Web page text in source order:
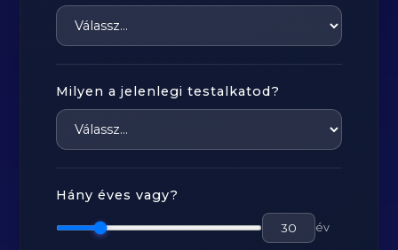
Milyen a jelenlegi testalkatod?
Hány éves vagy?
év